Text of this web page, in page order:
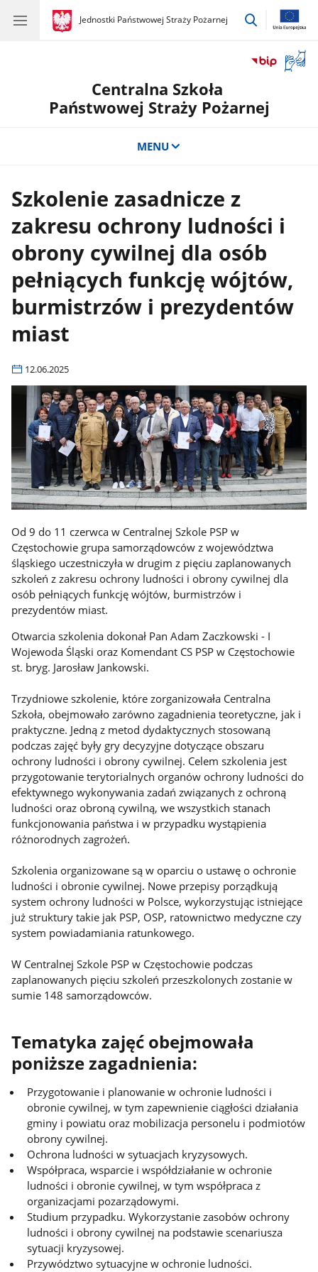
gov.pl
Jednostki Państwowej Straży Pożarnej
gov.pl
Jednostki
przejdź
okno
Centralna Szkoła
Państwowej Straży Pożarnej
MENU
Szkolenie zasadnicze z
zakresu ochrony ludności i
obrony cywilnej dla osób
pełniących funkcję wójtów,
burmistrzów i prezydentów
miast
12.06.2025
Od 9 do 11 czerwca w Centralnej Szkole PSP w
Częstochowie grupa samorządowców z województwa
śląskiego uczestniczyła w drugim z pięciu zaplanowanych
szkoleń z zakresu ochrony ludności i obrony cywilnej dla
osób pełniących funkcję wójtów, burmistrzów i
prezydentów miast.
Otwarcia szkolenia dokonał Pan Adam Zaczkowski - I
Wojewoda Śląski oraz Komendant CS PSP w Częstochowie
st. bryg. Jarosław Jankowski.
Trzydniowe szkolenie, które zorganizowała Centralna
Szkoła, obejmowało zarówno zagadnienia teoretyczne, jak i
praktyczne. Jedną z metod dydaktycznych stosowaną
podczas zajęć były gry decyzyjne dotyczące obszaru
ochrony ludności i obrony cywilnej. Celem szkolenia jest
przygotowanie terytorialnych organów ochrony ludności do
efektywnego wykonywania zadań związanych z ochroną
ludności oraz obroną cywilną, we wszystkich stanach
funkcjonowania państwa i w przypadku wystąpienia
różnorodnych zagrożeń.
Szkolenia organizowane są w oparciu o ustawę o ochronie
ludności i obronie cywilnej. Nowe przepisy porządkują
system ochrony ludności w Polsce, wykorzystując istniejące
już struktury takie jak PSP, OSP, ratownictwo medyczne czy
system powiadamiania ratunkowego.
W Centralnej Szkole PSP w Częstochowie podczas
zaplanowanych pięciu szkoleń przeszkolonych zostanie w
sumie 148 samorządowców.
Tematyka zajęć obejmowała
poniższe zagadnienia:
Przygotowanie i planowanie w ochronie ludności i
obronie cywilnej, w tym zapewnienie ciągłości działania
gminy i powiatu oraz mobilizacja personelu i podmiotów
obrony cywilnej.
Ochrona ludności w sytuacjach kryzysowych.
Współpraca, wsparcie i współdziałanie w ochronie
ludności i obronie cywilnej, w tym współpraca z
organizacjami pozarządowymi.
Studium przypadku. Wykorzystanie zasobów ochrony
ludności i obrony cywilnej na podstawie scenariusza
sytuacji kryzysowej.
Przywództwo sytuacyjne w ochronie ludności.